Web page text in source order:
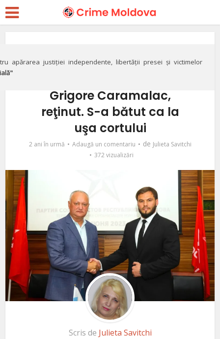
apărarea justiției independente, libertății presei și victimelor
Consilier socialist,
Grigore Caramalac,
reţinut. S-a bătut ca la
uşa cortului
2 ani în urmă Adaugă un comentariu de Julieta Savitchi
372 vizualizări
Scris de Julieta Savitchi